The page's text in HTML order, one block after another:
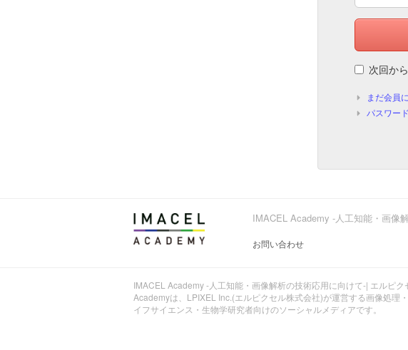
次回か
まだ会員
パスワー
IMACEL Academy -人工知能・画像
お問い合わせ
IMACEL Academy -人工知能・画像解析の技術応用に向けて-| エルピク
Academyは、LPIXEL Inc.(エルピクセル株式会社)が運営する画像処理
イフサイエンス・生物学研究者向けのソーシャルメディアです。